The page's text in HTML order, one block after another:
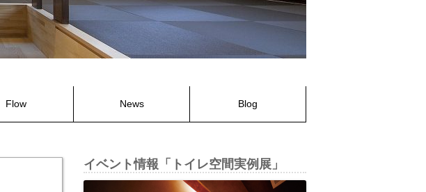
Flow News Blog
イベント情報「トイレ空間実例展」